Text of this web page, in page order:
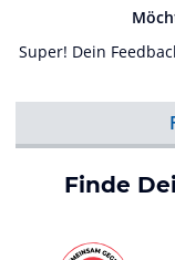
Super! Dein
Finde